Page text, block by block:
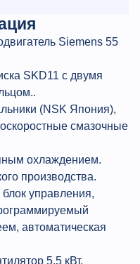
Siemens 55
SKD11 с двумя
(NSK Япония),
смазочные
охлаждением.
производства.
управления,
автоматическая
5,5 кВт.